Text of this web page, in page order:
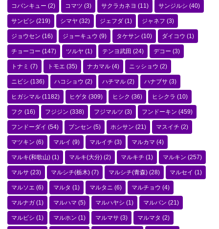
コバンキュー (2) コマツ (3) サクラカネヨ (11) サンジルシ (40)
サンビシ (219) シマヤ (32) ジェフダ (1) ジャネフ (3)
ジョウセン (16) ジョーキュウ (9) タケサン (10) ダイコウ (1)
チョーコー (147) ツルヤ (1) テンヨ武田 (24) デコー (3)
トナミ (7) トモエ (35) ナカマル (4) ニッショウ (2)
ニビシ (136) ハコショウ (2) ハチマル (2) ハナブサ (3)
ヒガシマル (1182) ヒゲタ (309) ヒシク (36) ヒシクラ (10)
フク (16) フジジン (338) フジマルツ (3) フンドーキン (459)
フンドーダイ (54) ブンセン (5) ホシサン (21) マスイチ (2)
マツキン (6) マルイ (9) マルイチ (3) マルカマ (4)
マルキ(和歌山) (1) マルキ(大分) (2) マルキチ (1) マルキン (257)
マルサ (23) マルシチ(栃木) (7) マルシチ(青森) (28) マルセイ (1)
マルソエ (6) マルタ (1) マルタニ (6) マルチョウ (4)
マルナガ (1) マルハマ (5) マルハヤシ (1) マルバン (21)
マルビシ (1) マルホン (1) マルマサ (3) マルマタ (2)